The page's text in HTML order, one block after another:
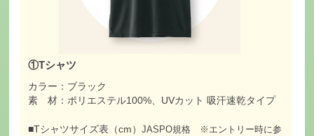
①Tシャツ
カラー：ブラック
素 材：ポリエステル100%、UVカット 吸汗速乾タイプ
■Tシャツサイズ表（cm）JASPO規格 ※エントリー時に参